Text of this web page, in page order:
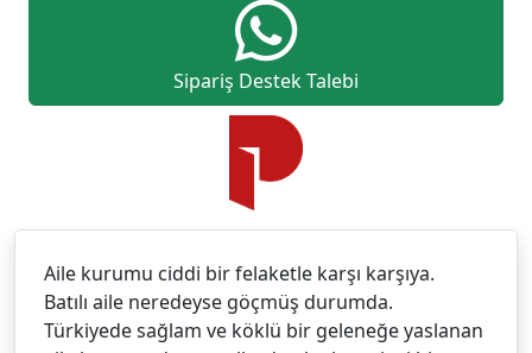
Sipariş Destek Talebi
Aile kurumu ciddi bir felaketle karşı karşıya.
Batılı aile neredeyse göçmüş durumda.
Türkiyede sağlam ve köklü bir geleneğe yaslanan